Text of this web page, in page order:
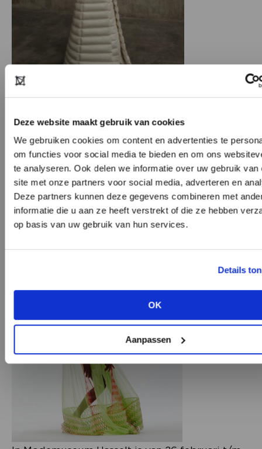
Deze website maakt gebruik van cookies
We gebruiken cookies om content en advertenties te
om functies voor social media te bieden en om ons
te analyseren. Ook delen we informatie over uw gebruik van
site met onze partners voor social media, adverteren en
Deze partners kunnen deze gegevens combineren met
informatie die u aan ze heeft verstrekt of die ze hebben
op basis van uw gebruik van hun services.
Details
OK
Aanpassen
retailer account aan of
Vecht’ te zien. In het voormalige klooster aan de
rivier de Vecht verzamelt curator Nicole
Uniquole werk van ruim vijftig
(mode)ontwerpers, kunstenaars en fotografen.
Onder hen zijn Jan Taminiau en Iris van Herpen.
https://www.buitenplaatsdoornburgh.nl/vorm-
aan-de-vecht/